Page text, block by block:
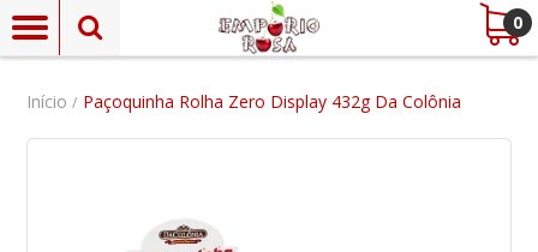
0
Início / Paçoquinha Rolha Zero Display 432g Da Colônia